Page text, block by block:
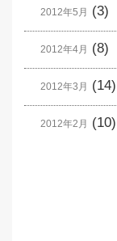
2012年5月 (3)
2012年4月 (8)
2012年3月 (14)
2012年2月 (10)